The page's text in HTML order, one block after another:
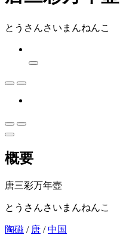
とうさんさいまんねんこ
概要
唐三彩万年壺
とうさんさいまんねんこ
陶磁 / 唐 /中国